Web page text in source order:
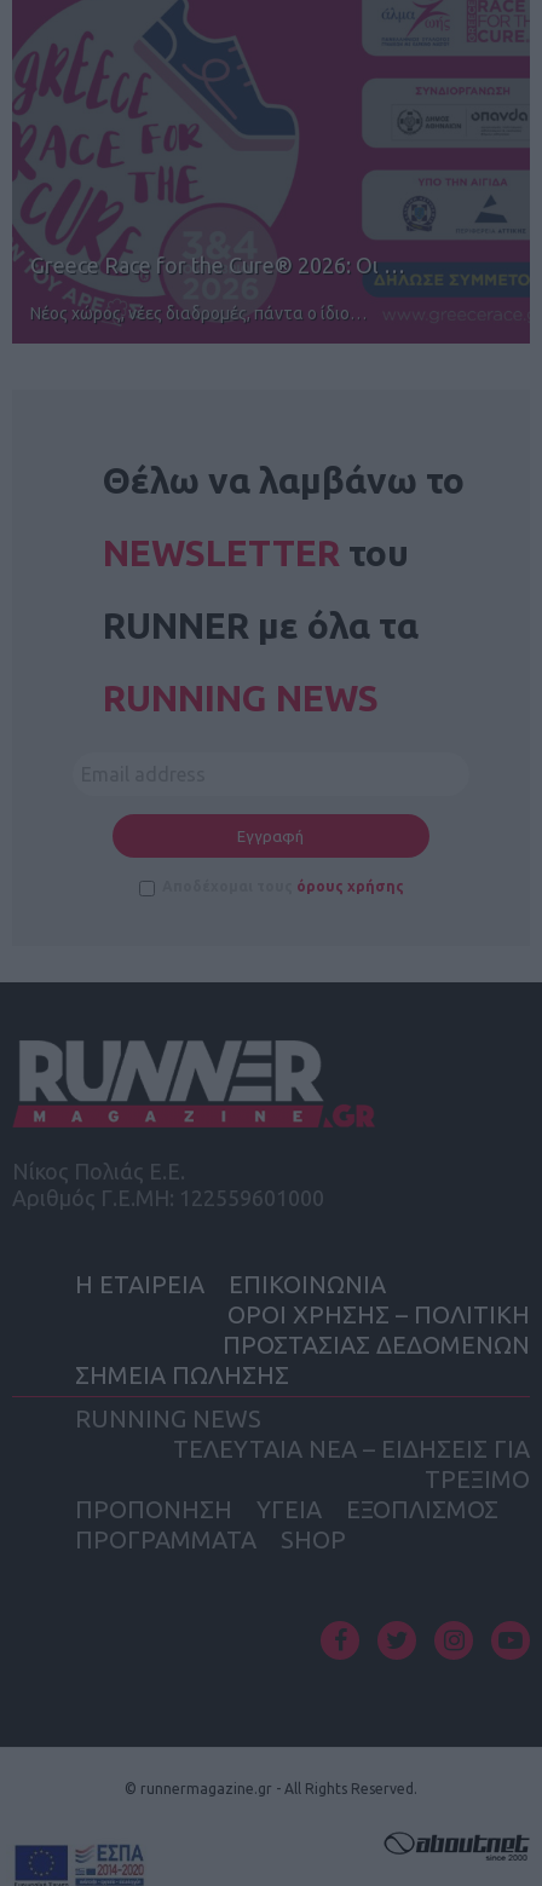
12ος TUI Rhodes Marathon: Άνοιγμα ε…
Αγώνες για όλους στην Ρόδο
Θέλω να λαμβάνω το
NEWSLETTER του
RUNNER με όλα τα
RUNNING NEWS
όρους χρήσης
Νίκος Πολιάς Ε.Ε.
Αριθμός Γ.Ε.ΜΗ: 122559601000
Η ΕΤΑΙΡΕΙΑ
ΕΠΙΚΟΙΝΩΝΙΑ
ΟΡΟΙ ΧΡΗΣΗΣ – ΠΟΛΙΤΙΚΗ
ΠΡΟΣΤΑΣΙΑΣ ΔΕΔΟΜΕΝΩΝ
ΣΗΜΕΙΑ ΠΩΛΗΣΗΣ
RUNNING NEWS
ΤΕΛΕΥΤΑΙΑ ΝΕΑ – ΕΙΔΗΣΕΙΣ ΓΙΑ
ΤΡΕΞΙΜΟ
ΠΡΟΠΟΝΗΣΗ
ΥΓΕΙΑ
ΕΞΟΠΛΙΣΜΟΣ
ΠΡΟΓΡΑΜΜΑΤΑ
SHOP
© runnermagazine.gr - All Rights Reserved.